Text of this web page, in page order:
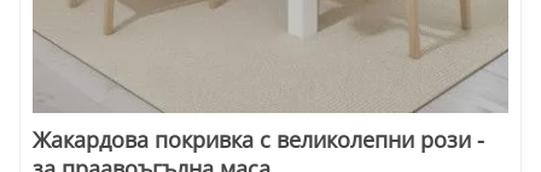
Жакардова покривка с великолепни рози -